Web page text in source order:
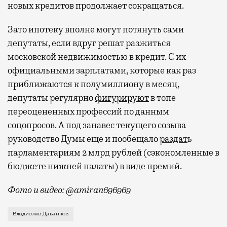
новых кредитов продолжает сокращаться.
Зато ипотеку вполне могут потянуть сами
депутаты, если вдруг решат разжиться
московской недвижимостью в кредит. С их
официальными зарплатами, которые как раз
приближаются к полумиллиону в месяц,
депутаты регулярнофигурируютв топе
переоцененных профессий по данным
соцопросов. А под занавес текущего созыва
руководство Думы еще и пообещалораздать
парламентариям 2 млрд рублей (сэкономленные в
бюджете нижней палаты) в виде премий.
Фото и видео: @amiran696969
Видео с репликой из интервью народного
Владислав Даванков